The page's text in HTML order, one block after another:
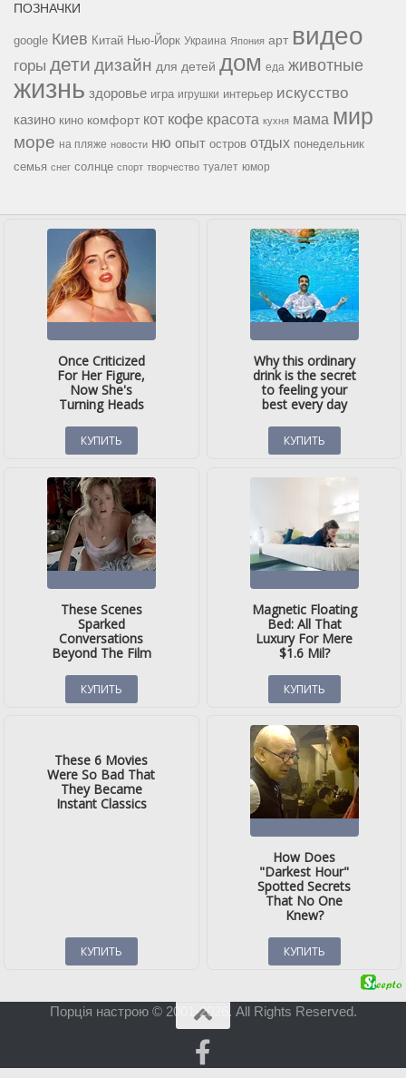
ПОЗНАЧКИ
google Киев Китай Нью-Йорк Украина Япония арт видео
горы дети дизайн для детей дом еда животные
жизнь здоровье игра игрушки интерьер искусство
казино кино комфорт кот кофе красота кухня мама мир
море на пляже новости ню опыт остров отдых понедельник
семья снег солнце спорт творчество туалет юмор
Порція настрою © 2001-2026. All Rights Reserved.